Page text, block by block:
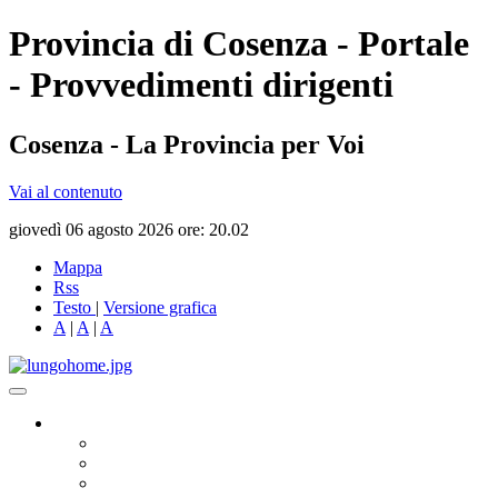
Provincia di Cosenza - Portale
- Provvedimenti dirigenti
Cosenza - La Provincia per Voi
Vai al contenuto
giovedì 06 agosto 2026 ore: 20.02
Mappa
Rss
Testo | Versione grafica
A | A | A